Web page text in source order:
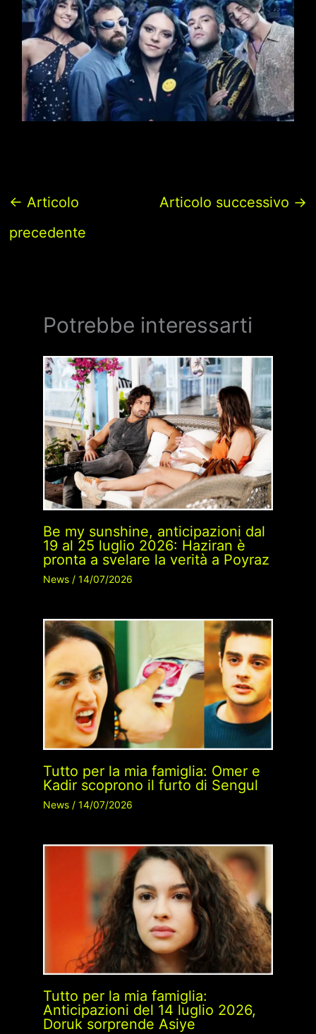
← Articolo
precedente
Articolo successivo →
Potrebbe interessarti
Be my sunshine, anticipazioni dal
19 al 25 luglio 2026: Haziran è
pronta a svelare la verità a Poyraz
News/ 14/07/2026
Tutto per la mia famiglia: Omer e
Kadir scoprono il furto di Sengul
News/ 14/07/2026
Tutto per la mia famiglia:
Anticipazioni del 14 luglio 2026,
Doruk sorprende Asiye